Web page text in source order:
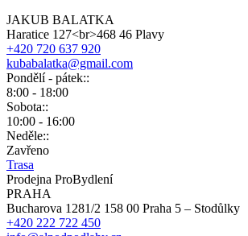
JAKUB BALATKA
Haratice 127<br>468 46 Plavy
+420 720 637 920
kubabalatka@gmail.com
Pondělí - pátek::
8:00 - 18:00
Sobota::
10:00 - 16:00
Neděle::
Zavřeno
Trasa
Prodejna ProBydlení
PRAHA
Bucharova 1281/2 158 00 Praha 5 – Stodůlky
+420 222 722 450